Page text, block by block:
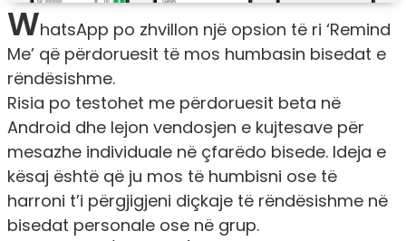
WhatsApp po zhvillon një opsion të ri ‘Remind
Me’ që përdoruesit të mos humbasin bisedat e
rëndësishme.
Risia po testohet me përdoruesit beta në
Android dhe lejon vendosjen e kujtesave për
mesazhe individuale në çfarëdo bisede. Ideja e
kësaj është që ju mos të humbisni ose të
harroni t’i përgjigjeni diçkaje të rëndësishme në
bisedat personale ose në grup.